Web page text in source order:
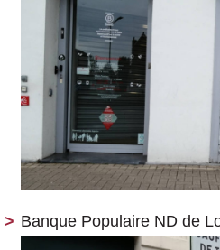
Banque Populaire ND de